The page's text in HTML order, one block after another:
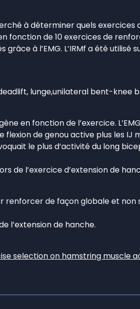
à déterminer quels
fonction de 10 exercices de
à l’EMG. L’IRMf a été
lunge,unilateral bent-knee
en fonction de l’exercice.
de genou active plus les IJ
le plus d’activité du long
de l’exercice d’extension de
renforcer de façon globale et
l’extension de hanche.
selection on hamstring muscle